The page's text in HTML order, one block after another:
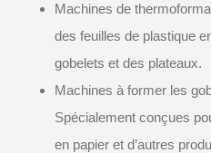
Machines de
des feuilles de plastique
gobelets et des plateaux.
Machines à former les
Spécialement conçues
en papier et d’autres